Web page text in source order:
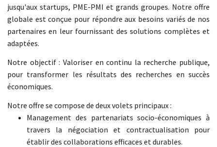
jusqu'aux startups, PME-PMI et grands groupes. Notre offre
globale est conçue pour répondre aux besoins variés de nos
partenaires en leur fournissant des solutions complètes et
adaptées.
Notre objectif : Valoriser en continu la recherche publique,
pour transformer les résultats des recherches en succès
économiques.
Notre offre se compose de deux volets principaux :
Management des partenariats socio-économiques à
travers la négociation et contractualisation pour
établir des collaborations efficaces et durables.